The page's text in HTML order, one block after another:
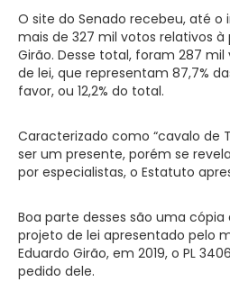
O site do Senado recebeu, até o
mais de 327 mil votos relativos
Girão. Desse total, foram 287
de lei, que representam 87,7%
favor, ou 12,2% do total.
Caracterizado como “cavalo de
ser um presente, porém se
por especialistas, o Estatuto
Boa parte desses são uma
projeto de lei apresentado pelo
Eduardo Girão, em 2019, o PL
pedido dele.